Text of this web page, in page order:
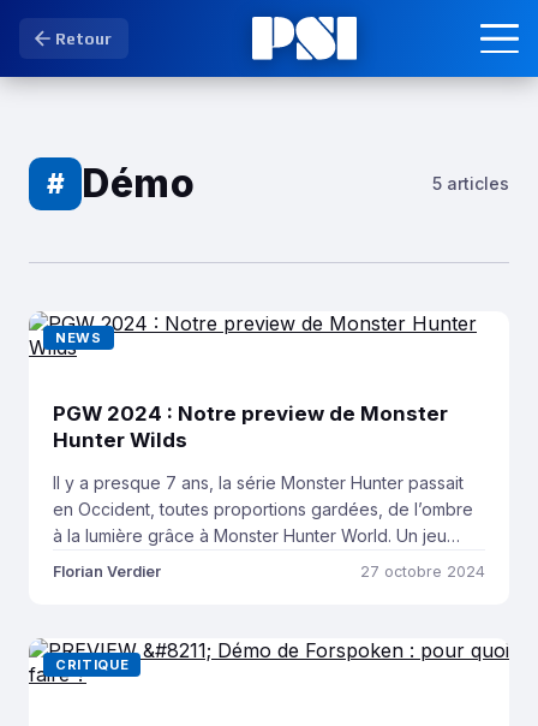
Retour
# Démo 5 articles
NEWS
PGW 2024 : Notre preview de Monster
Hunter Wilds
Il y a presque 7 ans, la série Monster Hunter passait
en Occident, toutes proportions gardées, de l’ombre
à la lumière grâce à Monster Hunter World. Un jeu
pensé pour un nouveau public, plus accessible, plus
2018, […]
Florian Verdier 27 octobre 2024
CRITIQUE